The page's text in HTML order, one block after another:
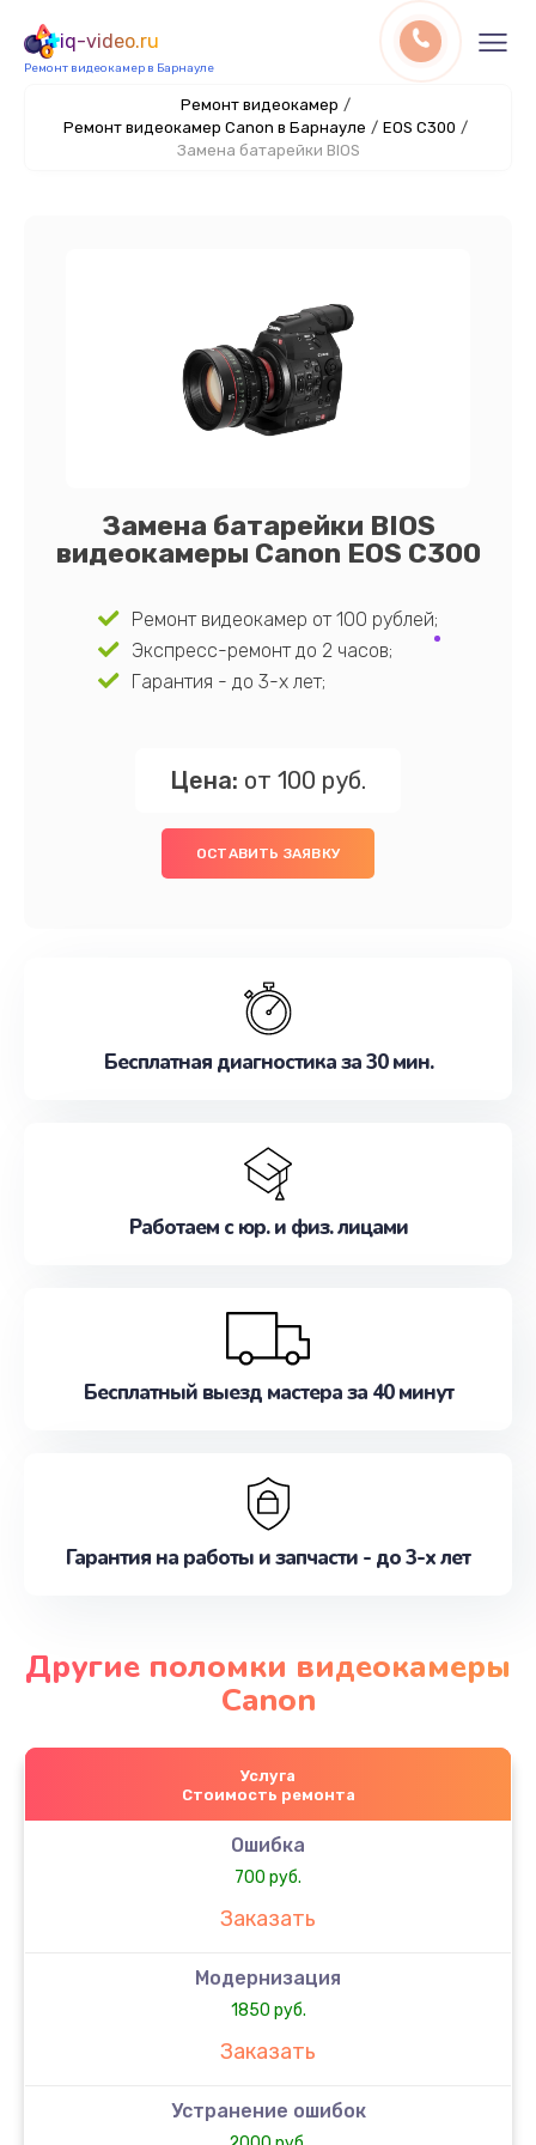
iq-video.ru
Ремонт видеокамер в Барнауле
Ремонт видеокамер /
Ремонт видеокамер Canon в Барнауле / EOS C300 /
Замена батарейки BIOS
Замена батарейки BIOS
видеокамеры Canon EOS C300
Ремонт видеокамер от 100 рублей;
Экспресс-ремонт до 2 часов;
Гарантия - до 3-х лет;
Цена: от 100 руб.
ОСТАВИТЬ ЗАЯВКУ
Бесплатная диагностика за 30 мин.
Работаем с юр. и физ. лицами
Бесплатный выезд мастера за 40 минут
Гарантия на работы и запчасти - до 3-х лет
Другие поломки видеокамеры
Canon
Услуга
Стоимость ремонта
Ошибка
700 руб.
Заказать
Модернизация
1850 руб.
Заказать
Устранение ошибок